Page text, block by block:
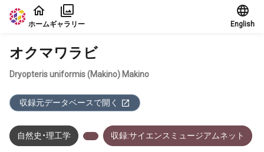
本文に飛ぶ
ホームギャラリー English
オクマワラビ
Dryopteris uniformis (Makino) Makino
収録元データベースで開く
自然史・理工学 収録:サイエンスミュージアムネット